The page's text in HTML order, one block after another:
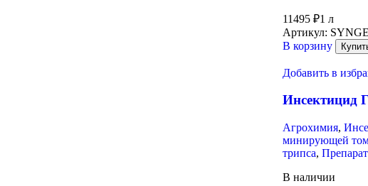
11495 ₽1 л
Артикул:
В корзину
Добавить в
Инсектицид
Агрохимия,
минирующей
трипса,
В наличии